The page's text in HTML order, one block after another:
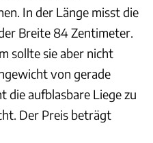
In der Länge misst die
Breite 84 Zentimeter.
sollte sie aber nicht
von gerade
die aufblasbare Liege zu
Der Preis beträgt